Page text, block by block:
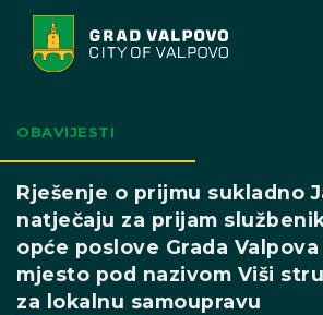
OBAVIJESTI
Rješenje o prijmu sukladno
natječaju za prijam
opće poslove Grada
mjesto pod nazivom Viši
za lokalnu samoupravu